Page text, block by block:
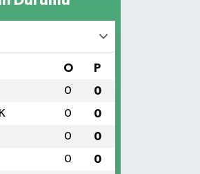
O P
0 0
0 0
0 0
0 0